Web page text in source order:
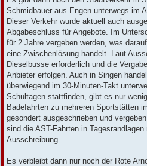
Schmidbauer aus Engen unterwegs im
Dieser Verkehr wurde aktuell auch
Abgabeschluss für Angebote. Im
für 2 Jahre vergeben werden, was
eine Zwischenlösung handelt. Laut
Dieselbusse erforderlich und die
Anbieter erfolgen. Auch in Singen
überwiegend im 30-Minuten-Takt
Schultagen stattfinden, gibt es nur
Badefahrten zu mehreren Sportstätten
gesondert ausgeschrieben und
sind die AST-Fahrten in
Ausschreibung.
Es verbleibt dann nur noch der Rote